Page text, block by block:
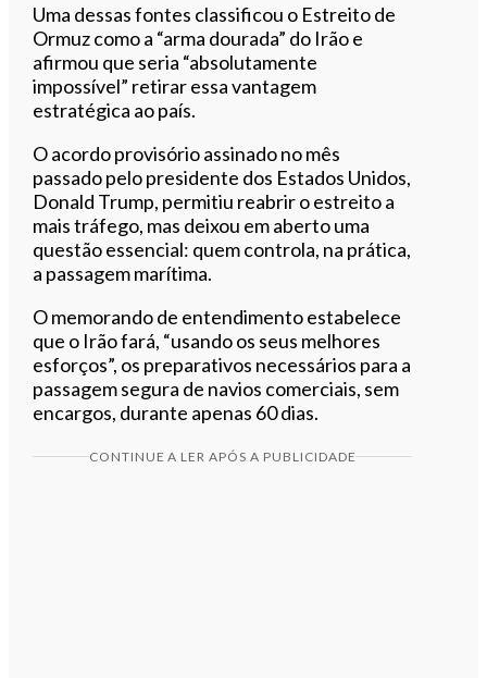
Uma dessas fontes classificou o Estreito de
Ormuz como a “arma dourada” do Irão e
afirmou que seria “absolutamente
impossível” retirar essa vantagem
estratégica ao país.
O acordo provisório assinado no mês
passado pelo presidente dos Estados Unidos,
Donald Trump, permitiu reabrir o estreito a
mais tráfego, mas deixou em aberto uma
questão essencial: quem controla, na prática,
a passagem marítima.
O memorando de entendimento estabelece
que o Irão fará, “usando os seus melhores
esforços”, os preparativos necessários para a
passagem segura de navios comerciais, sem
encargos, durante apenas 60 dias.
CONTINUE A LER APÓS A PUBLICIDADE